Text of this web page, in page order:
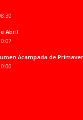
Abril
Acampada de